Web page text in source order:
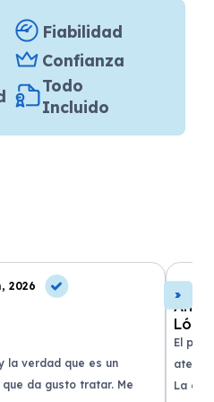
Fiabilidad
Confianza
Todo
Incluido
2026
la verdad que es un
da gusto tratar. Me
El
La